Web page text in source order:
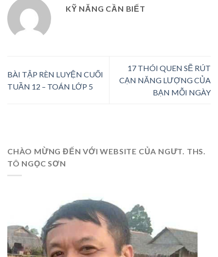
KỸ NĂNG CẦN BIẾT
BÀI TẬP RÈN LUYỆN CUỐI
TUẦN 12 – TOÁN LỚP 5
17 THÓI QUEN SẼ RÚT
CẠN NĂNG LƯỢNG CỦA
BẠN MỖI NGÀY
CHÀO MỪNG ĐẾN VỚI WEBSITE CỦA NGƯT. THS.
TÔ NGỌC SƠN